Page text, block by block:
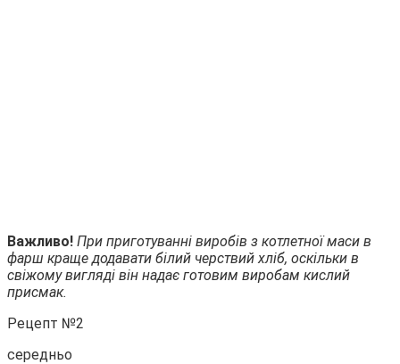
Важливо! При приготуванні виробів з котлетної маси в
фарш краще додавати білий черствий хліб, оскільки в
свіжому вигляді він надає готовим виробам кислий
присмак.
Рецепт №2
середньо